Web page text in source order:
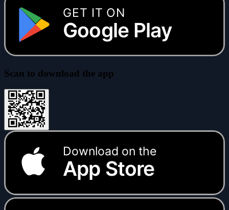
GET IT ON
Google Play
Scan to download the app
Download on the
App Store